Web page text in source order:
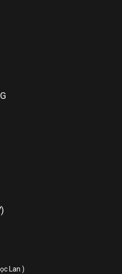
Fin giúp hạn chế bị ăn
sương muối, gió biển hay
minh họa
Lan )